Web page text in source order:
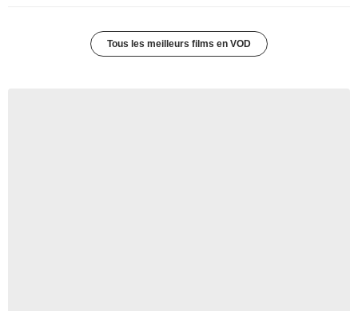
Tous les meilleurs films en VOD